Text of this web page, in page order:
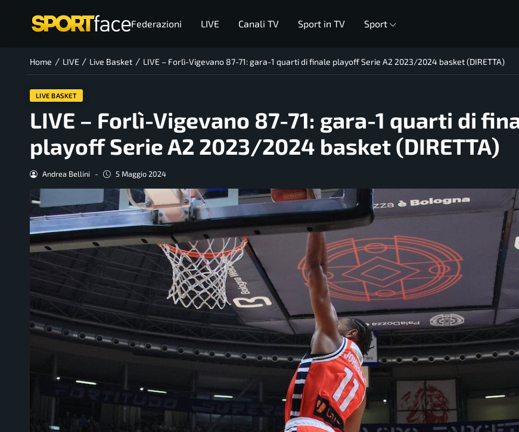
Federazioni LIVE Canali TV Sport in TV Sport
Home / LIVE / Live Basket / LIVE – Forlì-Vigevano 87-71: gara-1 quarti di finale playoff Serie A2 2023/2024 basket (DIRETTA)
LIVE BASKET
LIVE – Forlì-Vigevano 87-71: gara-1 quarti di
playoff Serie A2 2023/2024 basket (DIRETTA)
Andrea Bellini - 5 Maggio 2024